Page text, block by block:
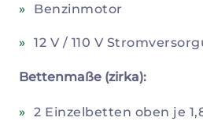
Benzinmotor
12 V / 110 V
Bettenmaße (zirka):
2 Einzelbetten oben je